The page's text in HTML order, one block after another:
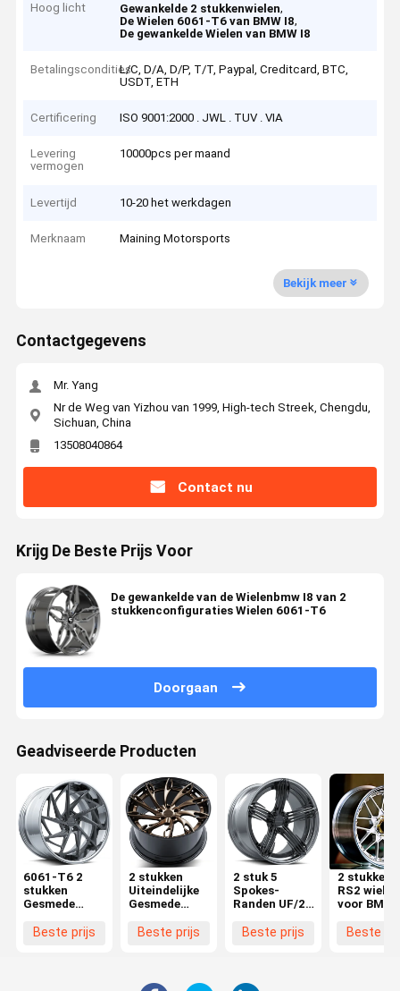
Hoog licht Gewankelde 2 stukkenwielen,
De Wielen 6061-T6 van BMW I8,
De gewankelde Wielen van BMW I8
BetalingsconditiesL/C, D/A, D/P, T/T, Paypal, Creditcard, BTC,
USDT, ETH
Certificering ISO 9001:2000 . JWL . TUV . VIA
Levering
vermogen
10000pcs per maand
Levertijd 10-20 het werkdagen
Merknaam Maining Motorsports
Bekijk meer
Contactgegevens
Mr. Yang
Nr de Weg van Yizhou van 1999, High-tech Streek, Chengdu,
Sichuan, China
13508040864
Contact nu
Krijg De Beste Prijs Voor
De gewankelde van de Wielenbmw I8 van 2
stukkenconfiguraties Wielen 6061-T6
Doorgaan
Geadviseerde Producten
6061-T6 2
stukken
Gesmede
118
Beste prijs
2 stukken
Uiteindelijke
Gesmede
152
Beste prijs
2 stuk 5
Spokes-
Randen UF/2-
Beste prijs
2 stukken
RS2 wielen
voor BMW
5x120 18
Beste